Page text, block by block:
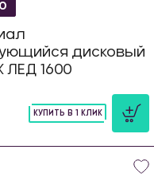
дисковый
ЛЕД 1600
КУПИТЬ В 1 КЛИК